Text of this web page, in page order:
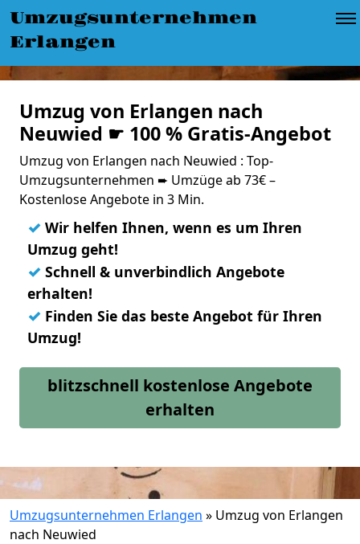
Umzugsunternehmen
Erlangen
Umzug von Erlangen nach
Neuwied ☛ 100 % Gratis-Angebot
Umzug von Erlangen nach Neuwied : Top-
Umzugsunternehmen ➨ Umzüge ab 73€ –
Kostenlose Angebote in 3 Min.
✓ Wir helfen Ihnen, wenn es um Ihren
Umzug geht!
✓ Schnell & unverbindlich Angebote
erhalten!
✓ Finden Sie das beste Angebot für Ihren
Umzug!
blitzschnell kostenlose Angebote
erhalten
Umzugsunternehmen Erlangen » Umzug von Erlangen
nach Neuwied